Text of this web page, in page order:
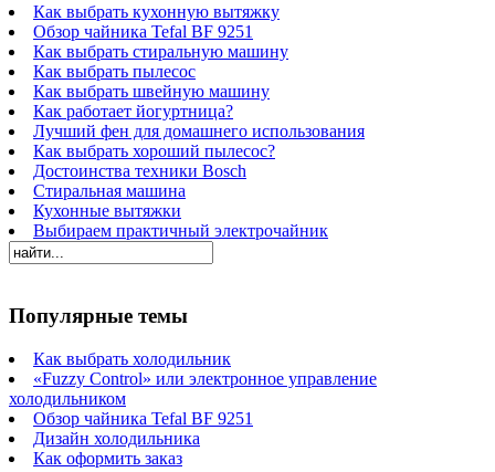
Как выбрать кухонную вытяжку
Обзор чайника Tefal BF 9251
Как выбрать стиральную машину
Как выбрать пылесос
Как выбрать швейную машину
Как работает йогуртница?
Лучший фен для домашнего использования
Как выбрать хороший пылесос?
Достоинства техники Bosch
Стиральная машина
Кухонные вытяжки
Выбираем практичный электрочайник
Популярные темы
Как выбрать холодильник
«Fuzzy Control» или электронное управление
холодильником
Обзор чайника Tefal BF 9251
Дизайн холодильника
Как оформить заказ